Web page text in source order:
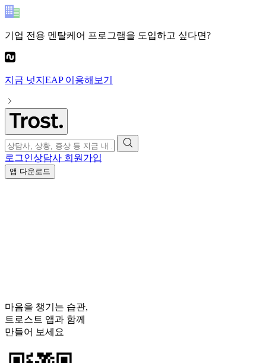
기업 전용 멘탈케어 프로그램을 도입하고 싶다면?
지금 넛지EAP이용해보기
로그인상담사 회원가입
앱 다운로드
마음을 챙기는 습관,
트로스트 앱과 함께
만들어 보세요